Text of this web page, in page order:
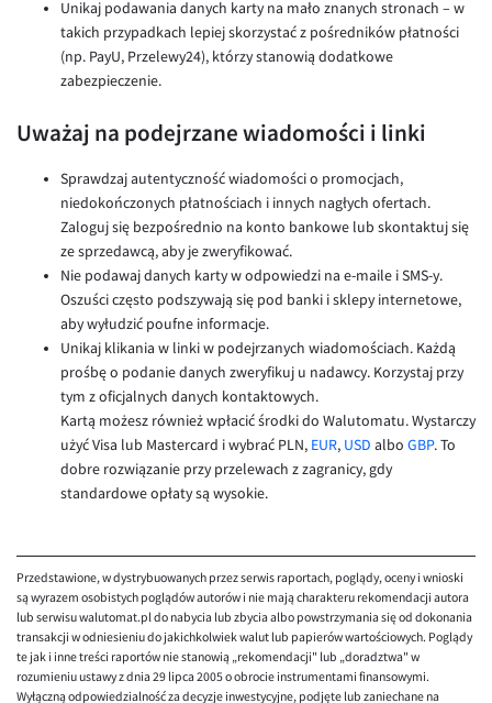
Unikaj podawania danych karty na mało znanych stronach – w
takich przypadkach lepiej skorzystać z pośredników płatności
(np. PayU, Przelewy24), którzy stanowią dodatkowe
zabezpieczenie.
Uważaj na podejrzane wiadomości i linki
Sprawdzaj autentyczność wiadomości o promocjach,
niedokończonych płatnościach i innych nagłych ofertach.
Zaloguj się bezpośrednio na konto bankowe lub skontaktuj się
ze sprzedawcą, aby je zweryfikować.
Nie podawaj danych karty w odpowiedzi na e-maile i SMS-y.
Oszuści często podszywają się pod banki i sklepy internetowe,
aby wyłudzić poufne informacje.
Unikaj klikania w linki w podejrzanych wiadomościach. Każdą
prośbę o podanie danych zweryfikuj u nadawcy. Korzystaj przy
tym z oficjalnych danych kontaktowych.
Kartą możesz również wpłacić środki do Walutomatu. Wystarczy
użyć Visa lub Mastercard i wybrać PLN, EUR, USD albo GBP. To
dobre rozwiązanie przy przelewach z zagranicy, gdy
standardowe opłaty są wysokie.
Przedstawione, w dystrybuowanych przez serwis raportach, poglądy, oceny i wnioski
są wyrazem osobistych poglądów autorów i nie mają charakteru rekomendacji autora
lub serwisu walutomat.pl do nabycia lub zbycia albo powstrzymania się od dokonania
transakcji w odniesieniu do jakichkolwiek walut lub papierów wartościowych. Poglądy
te jak i inne treści raportów nie stanowią „rekomendacji" lub „doradztwa" w
rozumieniu ustawy z dnia 29 lipca 2005 o obrocie instrumentami finansowymi.
Wyłączną odpowiedzialność za decyzje inwestycyjne, podjęte lub zaniechane na